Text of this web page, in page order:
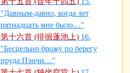
"Давным-давно, когда лет
пятнадцать мне было…"
第十六首 (徘徊蓬池上) 16.
"Бесцельно брожу по берегу
пруда Пэнчи…"